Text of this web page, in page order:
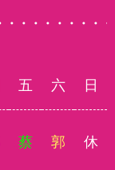
五 六 日
蔡 郭 休